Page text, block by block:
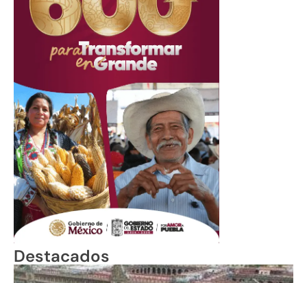
Destacados